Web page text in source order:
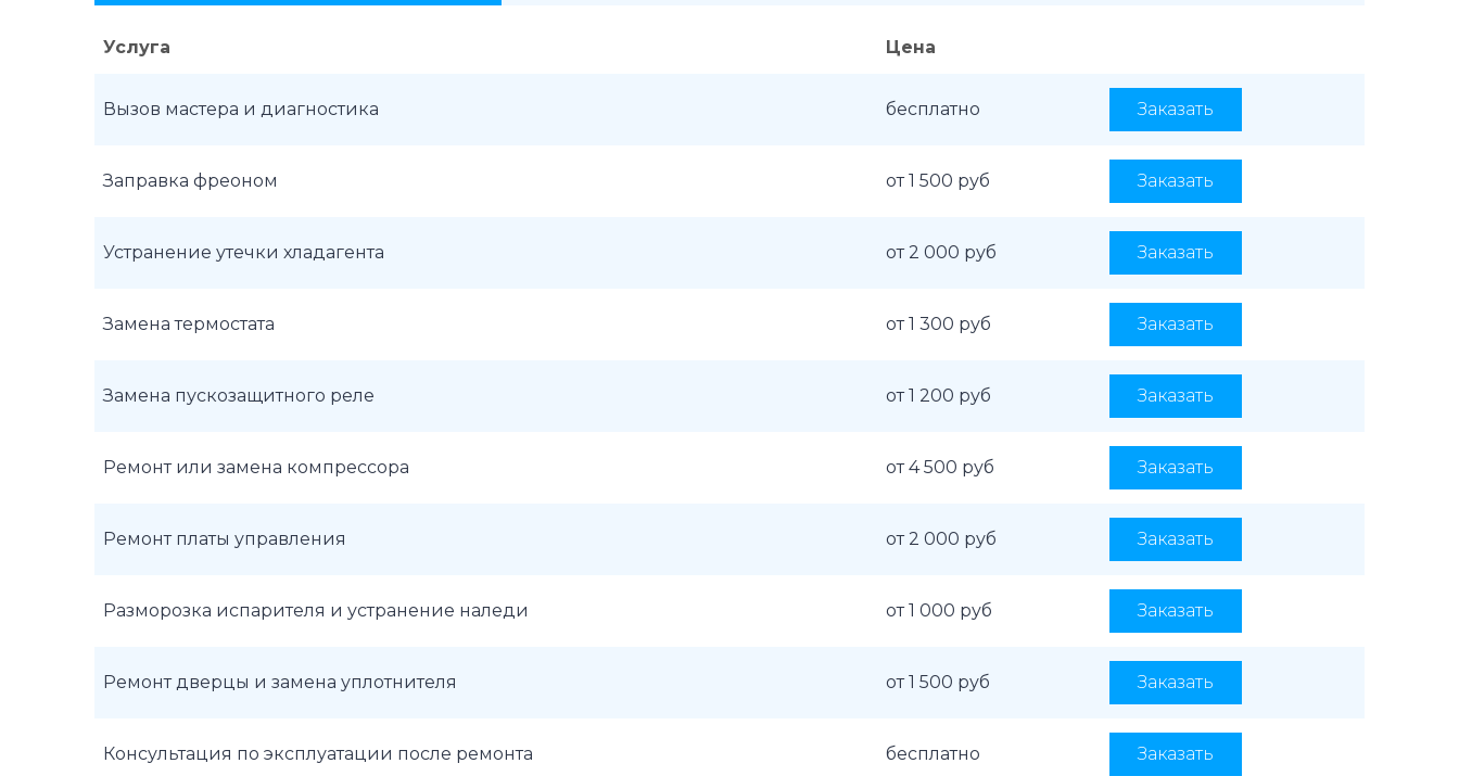
Услуга Цена
Вызов мастера и диагностика бесплатно Заказать
Заправка фреоном от 1 500 руб Заказать
Устранение утечки хладагента от 2 000 руб Заказать
Замена термостата от 1 300 руб Заказать
Замена пускозащитного реле от 1 200 руб Заказать
Ремонт или замена компрессора от 4 500 руб Заказать
Ремонт платы управления от 2 000 руб Заказать
Разморозка испарителя и устранение наледи от 1 000 руб Заказать
Ремонт дверцы и замена уплотнителя от 1 500 руб Заказать
Консультация по эксплуатации после ремонта бесплатно Заказать